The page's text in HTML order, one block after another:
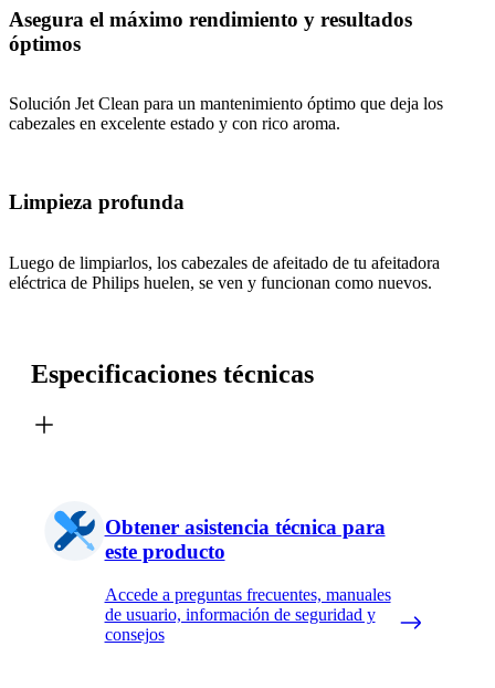
Asegura el máximo rendimiento y resultados
óptimos
Solución Jet Clean para un mantenimiento óptimo que deja los
cabezales en excelente estado y con rico aroma.
Limpieza profunda
Luego de limpiarlos, los cabezales de afeitado de tu afeitadora
eléctrica de Philips huelen, se ven y funcionan como nuevos.
Especificaciones técnicas
Obtener asistencia técnica para
este producto
Accede a preguntas frecuentes, manuales
de usuario, información de seguridad y
consejos